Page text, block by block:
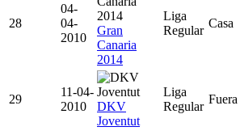
28
04-
04-
2010
Gran
Canaria
2014
Liga
Regular
Casa
29
11-04-
2010
DKV
Joventut
Liga
Regular
Fuera